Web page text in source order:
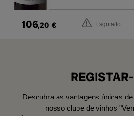
106,20 € Esgotado
Descubra as vantagens únicas
nosso clube de vinhos